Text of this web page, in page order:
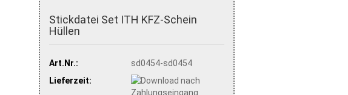
Stickdatei Set ITH KFZ-Schein
Hüllen
Art.Nr.:
sd0454-sd0454
Lieferzeit: